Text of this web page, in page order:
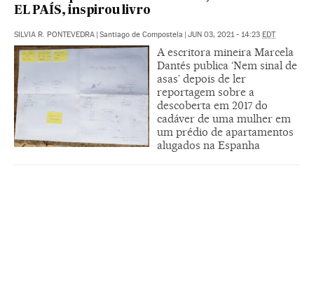
EL PAÍS, inspirou livro
SILVIA R. PONTEVEDRA | Santiago de Compostela | JUN 03, 2021 - 14:23 EDT
A escritora mineira Marcela
Dantés publica ‘Nem sinal de
asas’ depois de ler
reportagem sobre a
descoberta em 2017 do
cadáver de uma mulher em
um prédio de apartamentos
alugados na Espanha